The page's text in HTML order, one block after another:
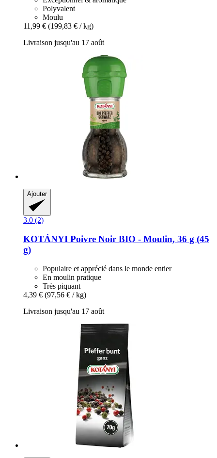
Polyvalent
Moulu
11,99 € (199,83 € / kg)
Livraison jusqu'au 17 août
Ajouter
3.0 (2)
KOTÁNYI Poivre Noir BIO -​ Moulin, 36 g (45
g)
Populaire et apprécié dans le monde entier
En moulin pratique
Très piquant
4,39 € (97,56 € / kg)
Livraison jusqu'au 17 août